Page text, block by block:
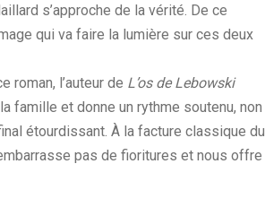
s’approche de la vérité. De ce
qui va faire la lumière sur ces deux
roman, l’auteur de L’os de Lebowski
famille et donne un rythme soutenu, non
étourdissant. À la facture classique du
pas de fioritures et nous offre